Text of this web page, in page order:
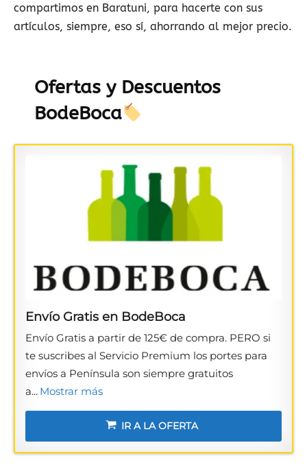
compartimos en Baratuni, para hacerte con sus
artículos, siempre, eso sí, ahorrando al mejor precio.
Ofertas y Descuentos
BodeBoca
Envío Gratis en BodeBoca
Envío Gratis a partir de 125€ de compra. PERO si
te suscribes al Servicio Premium los portes para
envíos a Península son siempre gratuitos
a... Mostrar más
IR A LA OFERTA